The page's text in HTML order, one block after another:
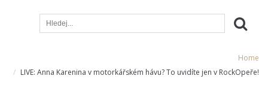
Home
LIVE: Anna Karenina v motorkářském hávu? To uvidíte jen v RockOpeře!